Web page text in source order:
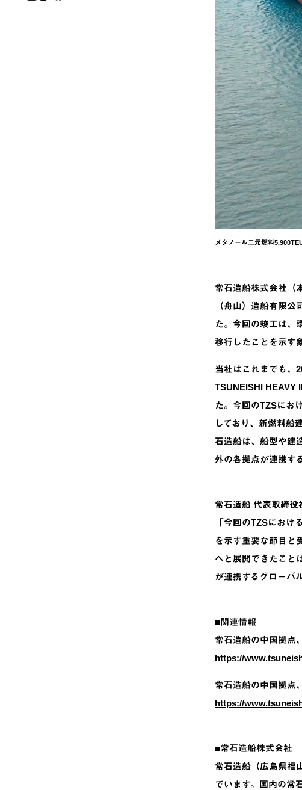
メタノール二元燃料
常石造船株式会社（
（舟山）造船有限
た。今回の竣工は、
移行したことを示す
当社はこれまでも、
TSUNEISHI HEAVY
た。今回のTZSにお
しており、新燃料船
石造船は、船型や建
外の各拠点が連携す
常石造船 代表取締役
「今回のTZSにお
を示す重要な節目と
へと展開できたこと
が連携するグローバ
■関連情報
常石造船の中国拠点
https://
常石造船の中国拠点
https://
■常石造船株式会社
常石造船（広島県福
でいます。国内の常